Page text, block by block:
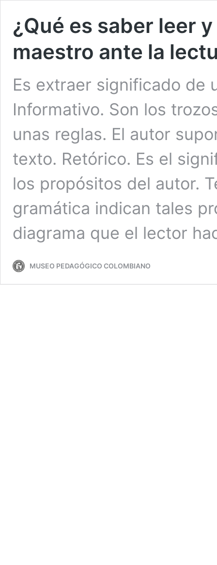
¿Qué es saber leer
maestro ante la
Es extraer significado de
Informativo. Son los
unas reglas. El autor
texto. Retórico. Es el
los propósitos del autor.
gramática indican tales
diagrama que el lector
MUSEO PEDAGÓGICO COLOMBIANO